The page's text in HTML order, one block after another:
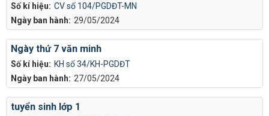
Số kí hiệu: CV số 104/PGDĐT-MN
Ngày ban hành: 29/05/2024
Số kí hiệu: KH số 34/KH-PGDĐT
Ngày ban hành: 27/05/2024
Ngày thứ 7 văn minh
tuyển sinh lớp 1